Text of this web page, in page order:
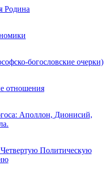
Родина
богословские очерки)
отношения
Аполлон, Дионисий,
Политическую